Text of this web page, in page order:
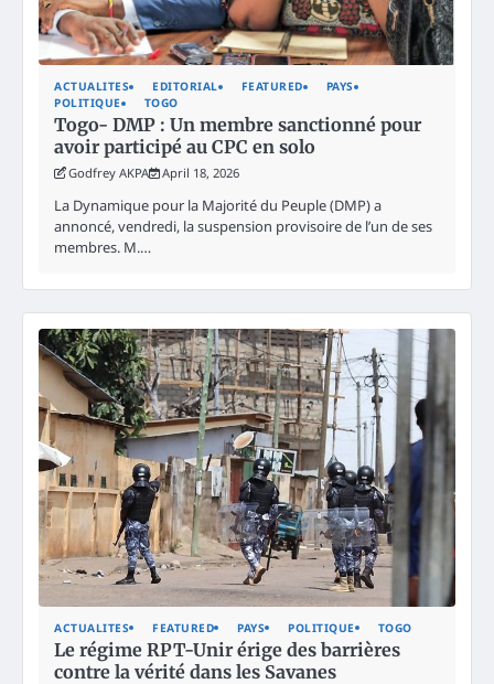
ACTUALITES EDITORIAL FEATURED
PAYS
POLITIQUE
TOGO
Togo- DMP : Un membre sanctionné pour
avoir participé au CPC en solo
Godfrey AKPA April 18, 2026
La Dynamique pour la Majorité du Peuple (DMP) a
annoncé, vendredi, la suspension provisoire de l’un de ses
membres. M.…
ACTUALITES FEATURED PAYS POLITIQUE TOGO
Le régime RPT-Unir érige des barrières
contre la vérité dans les Savanes